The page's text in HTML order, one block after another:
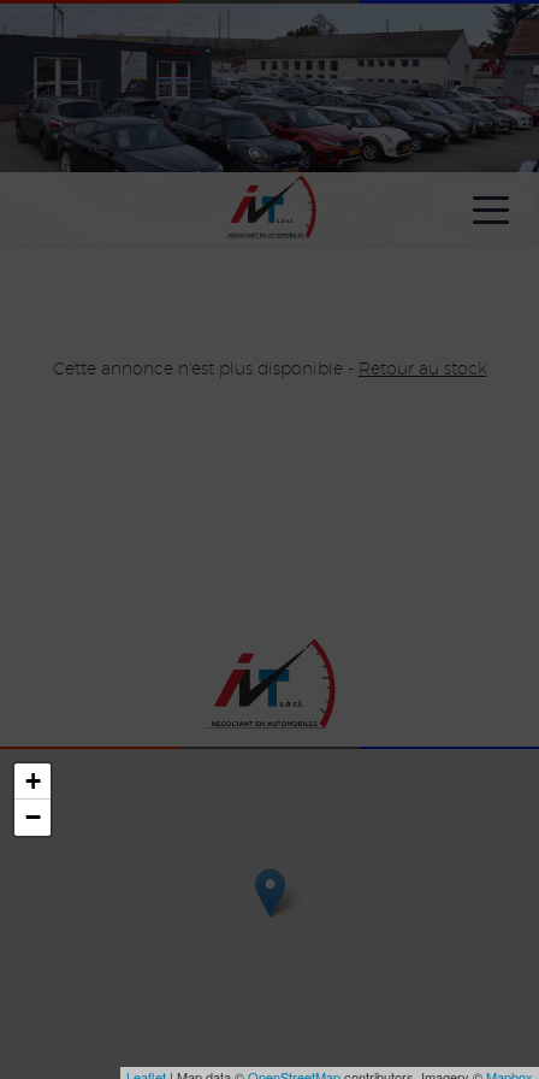
Cette annonce n'est plus disponible - Retour au stock
+
−
Paramètres avancés des cookies